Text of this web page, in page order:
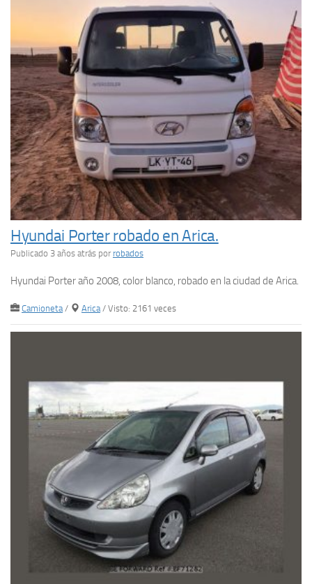
Hyundai Porter robado en Arica.
Publicado 3 años atrás por robados
Hyundai Porter año 2008, color blanco, robado en la ciudad de Arica.
Camioneta/ Arica/ Visto: 2161 veces